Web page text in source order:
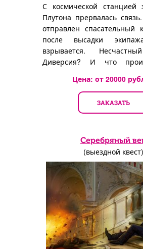
С космической станцией
Плутона прервалась
отправлен спасательный
после высадки
взрывается.
Диверсия? И что
Цена: от 20000
ЗАКАЗАТЬ
Серебряный
(выездной квест)